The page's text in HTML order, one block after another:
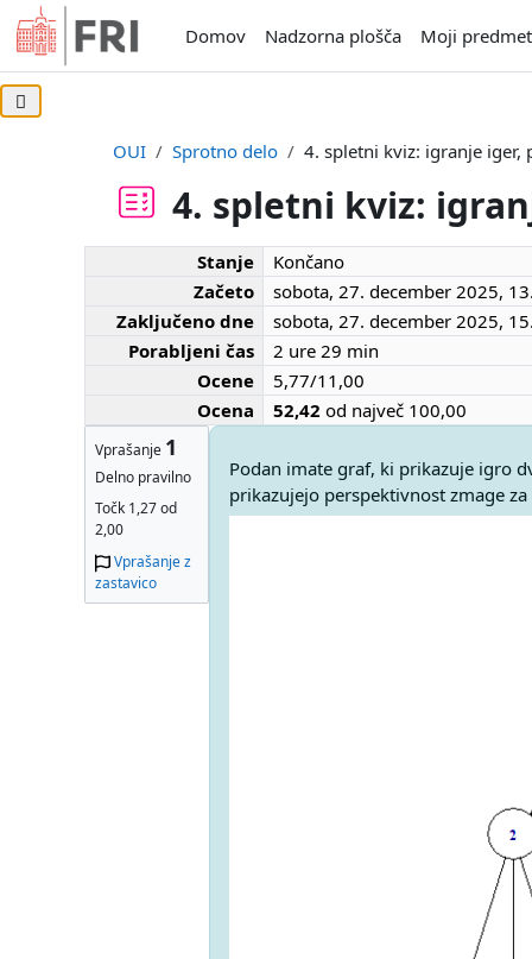
Preskoči na glavno vsebino
Domov
Nadzorna plošča Moji
Odpri kazalo predmeta
OUI Sprotno delo 4. spletni kviz: igranje iger,
4. spletni kviz:
Attempt 1 summary
Stanje
Končano
Začeto
sobota, 27. december 2025,
Zaključeno dne
sobota, 27. december 2025,
Porabljeni čas
2 ure 29 min
Ocene
5,77/11,00
Ocena
52,42 od največ 100,00
Vprašanje 1
Delno pravilno
Točk 1,27 od
2,00
Vprašanje z
zastavico
Besedilo vprašanja
Podan imate graf, ki prikazuje igro
prikazujejo perspektivnost zmage